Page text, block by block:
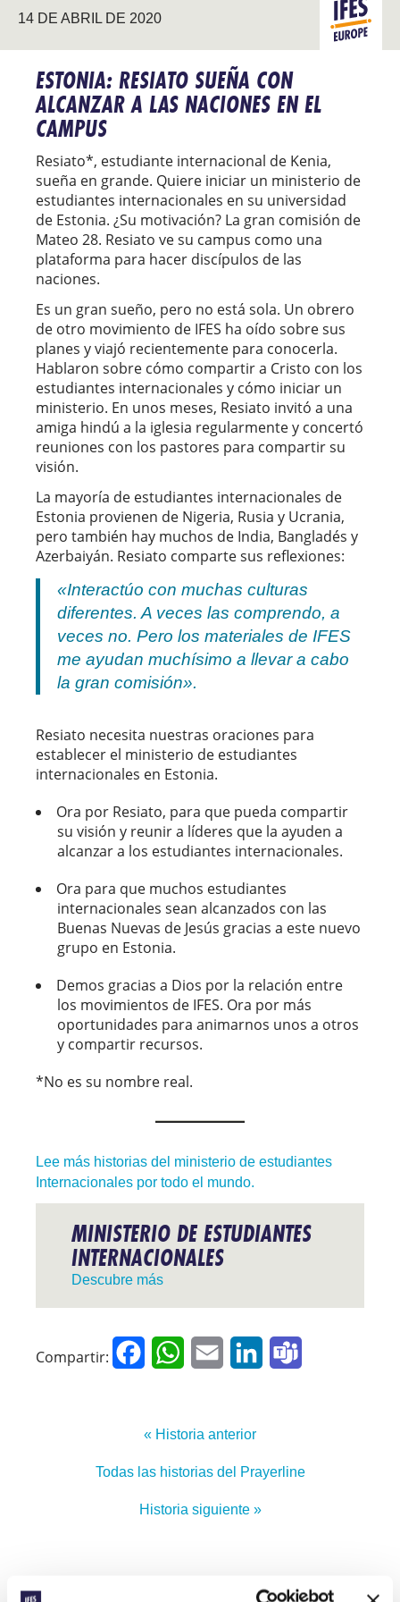
14 DE ABRIL DE 2020 EUROPA
ESTONIA: RESIATO SUEÑA CON
ALCANZAR A LAS NACIONES EN EL
CAMPUS
Resiato*, estudiante internacional de Kenia,
sueña en grande. Quiere iniciar un ministerio de
estudiantes internacionales en su universidad
de Estonia. ¿Su motivación? La gran comisión de
Mateo 28. Resiato ve su campus como una
plataforma para hacer discípulos de las
naciones.
Es un gran sueño, pero no está sola. Un obrero
de otro movimiento de IFES ha oído sobre sus
planes y viajó recientemente para conocerla.
Hablaron sobre cómo compartir a Cristo con los
estudiantes internacionales y cómo iniciar un
ministerio. En unos meses, Resiato invitó a una
amiga hindú a la iglesia regularmente y concertó
reuniones con los pastores para compartir su
visión.
La mayoría de estudiantes internacionales de
Estonia provienen de Nigeria, Rusia y Ucrania,
pero también hay muchos de India, Bangladés y
Azerbaiyán. Resiato comparte sus reflexiones:
«Interactúo con muchas culturas
diferentes. A veces las comprendo, a
veces no. Pero los materiales de IFES
me ayudan muchísimo a llevar a cabo
la gran comisión».
Resiato necesita nuestras oraciones para
establecer el ministerio de estudiantes
internacionales en Estonia.
Ora por Resiato, para que pueda compartir
su visión y reunir a líderes que la ayuden a
alcanzar a los estudiantes internacionales.
Ora para que muchos estudiantes
internacionales sean alcanzados con las
Buenas Nuevas de Jesús gracias a este nuevo
grupo en Estonia.
Demos gracias a Dios por la relación entre
los movimientos de IFES. Ora por más
oportunidades para animarnos unos a otros
y compartir recursos.
*No es su nombre real.
Lee más historias del ministerio de estudiantes
Internacionales por todo el mundo.
MINISTERIO DE ESTUDIANTES
INTERNACIONALES
Descubre más
Compartir: FacebookWhatsApp
Email LinkedIn
« Historia anterior
Todas las historias del Prayerline
Historia siguiente »